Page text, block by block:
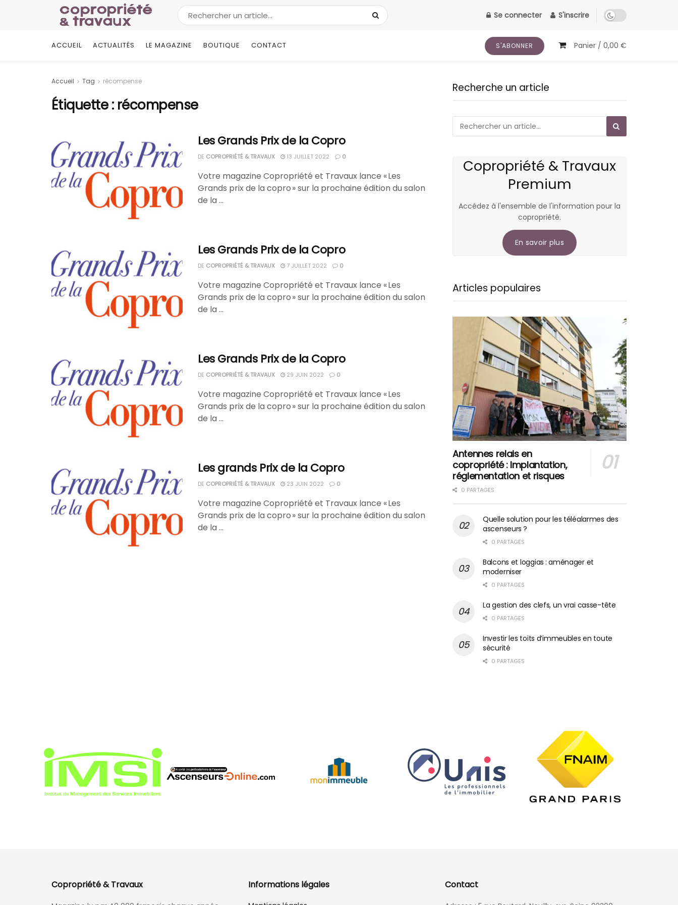
Se connecter S'inscrire
ACCUEIL ACTUALITÉS LE MAGAZINE BOUTIQUE CONTACT S'ABONNER Panier / 0,00 €
Accueil Tag récompense
Étiquette : récompense
Les Grands Prix de la Copro
DE COPROPRIÉTÉ & TRAVAUX 13 JUILLET 2022 0
Votre magazine Copropriété et Travaux lance « Les
Grands prix de la copro » sur la prochaine édition du salon
de la ...
Les Grands Prix de la Copro
DE COPROPRIÉTÉ & TRAVAUX 7 JUILLET 2022 0
Votre magazine Copropriété et Travaux lance « Les
Grands prix de la copro » sur la prochaine édition du salon
de la ...
Les Grands Prix de la Copro
DE COPROPRIÉTÉ & TRAVAUX 29 JUIN 2022 0
Votre magazine Copropriété et Travaux lance « Les
Grands prix de la copro » sur la prochaine édition du salon
de la ...
Les grands Prix de la Copro
DE COPROPRIÉTÉ & TRAVAUX 23 JUIN 2022 0
Votre magazine Copropriété et Travaux lance « Les
Grands prix de la copro » sur la prochaine édition du salon
de la ...
Recherche un article
Copropriété & Travaux
Premium
Accédez à l'ensemble de l'information pour la
copropriété.
En savoir plus
Articles populaires
Antennes relais en
copropriété : Implantation,
réglementation et risques
0 PARTAGES
Quelle solution pour les téléalarmes des
ascenseurs ?
0 PARTAGES
Balcons et loggias : aménager et
moderniser
0 PARTAGES
La gestion des clefs, un vrai casse-tête
0 PARTAGES
Investir les toits d’immeubles en toute
sécurité
0 PARTAGES
Copropriété & Travaux Informations légales Contact